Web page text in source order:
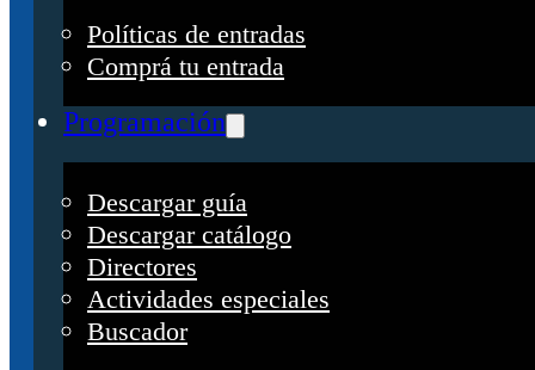
Políticas de entradas
Comprá tu entrada
Programación
Descargar guía
Descargar catálogo
Directores
Actividades especiales
Buscador